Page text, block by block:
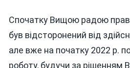
Спочатку Вищою радою
був відсторонений від
але вже на початку 2022 р.
роботу, будучи за рішенням